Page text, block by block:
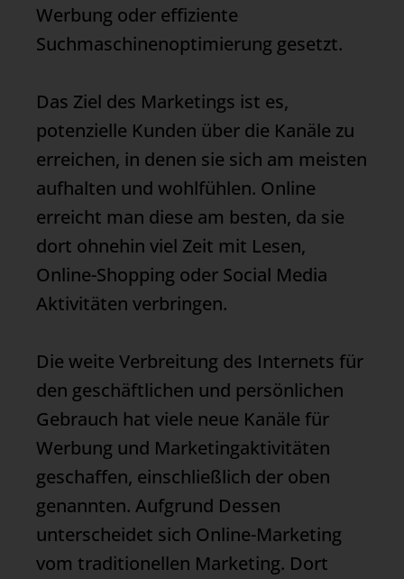
Werbung oder effiziente
Suchmaschinenoptimierung gesetzt.
Das Ziel des Marketings ist es,
potenzielle Kunden über die Kanäle zu
erreichen, in denen sie sich am meisten
aufhalten und wohlfühlen. Online
erreicht man diese am besten, da sie
dort ohnehin viel Zeit mit Lesen,
Online-Shopping oder Social Media
Aktivitäten verbringen.
Die weite Verbreitung des Internets für
den geschäftlichen und persönlichen
Gebrauch hat viele neue Kanäle für
Werbung und Marketingaktivitäten
geschaffen, einschließlich der oben
genannten. Aufgrund Dessen
unterscheidet sich Online-Marketing
vom traditionellen Marketing. Dort